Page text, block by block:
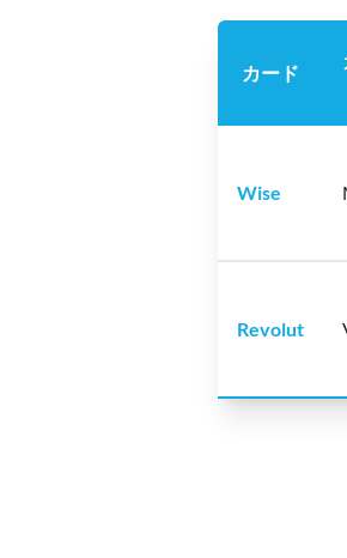
カード
Wise
Revolut